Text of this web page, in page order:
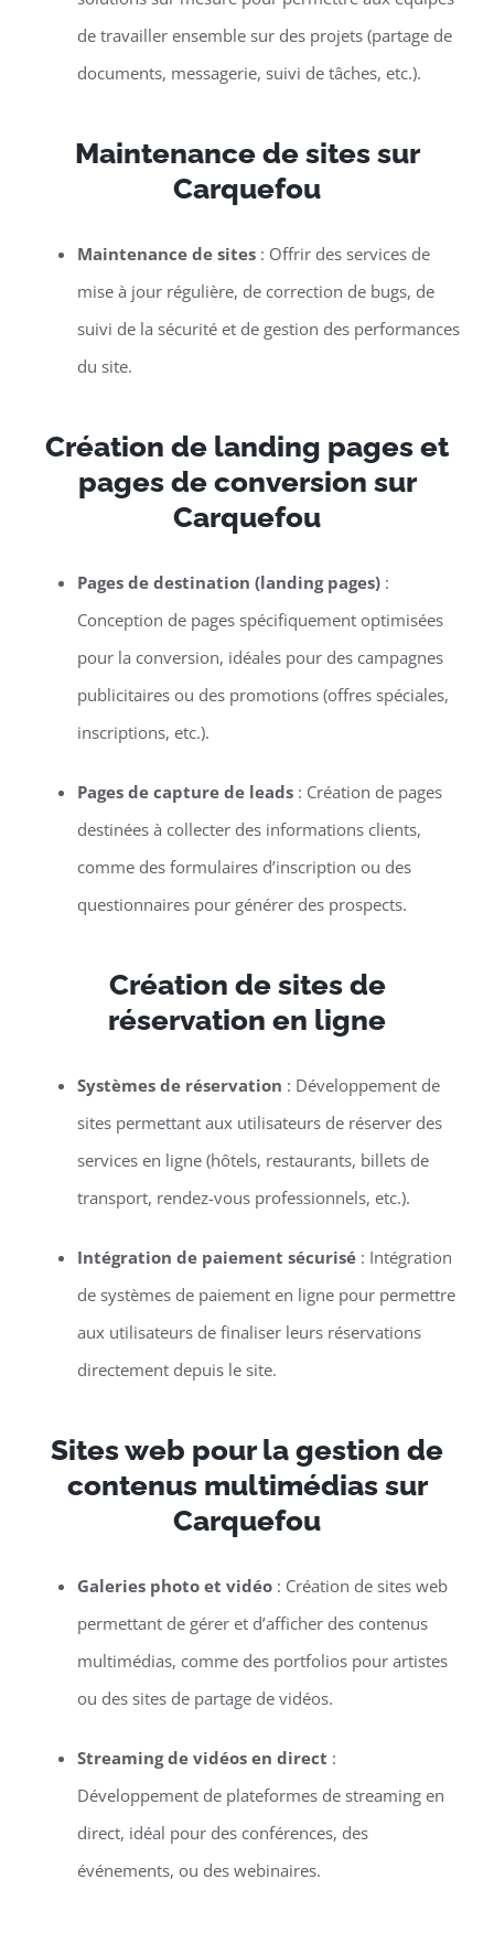
de travailler ensemble sur des projets (partage de
documents, messagerie, suivi de tâches, etc.).
Maintenance de sites sur
Carquefou
Maintenance de sites: Offrir des services de
mise à jour régulière, de correction de bugs, de
suivi de la sécurité et de gestion des performances
du site.
Création de landing pages et
pages de conversion sur
Carquefou
Pages de destination (landing pages):
Conception de pages spécifiquement optimisées
pour la conversion, idéales pour des campagnes
publicitaires ou des promotions (offres spéciales,
inscriptions, etc.).
Pages de capture de leads: Création de pages
destinées à collecter des informations clients,
comme des formulaires d’inscription ou des
questionnaires pour générer des prospects.
Création de sites de
réservation en ligne
Systèmes de réservation : Développement de
sites permettant aux utilisateurs de réserver des
services en ligne (hôtels, restaurants, billets de
transport, rendez-vous professionnels, etc.).
Intégration de paiement sécurisé: Intégration
de systèmes de paiement en ligne pour permettre
aux utilisateurs de finaliser leurs réservations
directement depuis le site.
Sites web pour la gestion de
contenus multimédias sur
Carquefou
Galeries photo et vidéo: Création de sites web
permettant de gérer et d’afficher des contenus
multimédias, comme des portfolios pour artistes
ou des sites de partage de vidéos.
Streaming de vidéos en direct :
Développement de plateformes de streaming en
direct, idéal pour des conférences, des
événements, ou des webinaires.